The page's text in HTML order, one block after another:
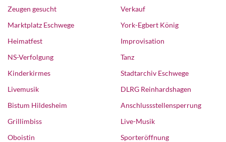
Zeugen gesucht
Marktplatz Eschwege
Heimatfest
NS-Verfolgung
Kinderkirmes
Livemusik
Bistum Hildesheim
Grillimbiss
Verkauf
York-Egbert König
Improvisation
Tanz
Stadtarchiv Eschwege
DLRG Reinhardshagen
Anschlussstellensperrung
Live-Musik
Oboistin
Sporteröffnung